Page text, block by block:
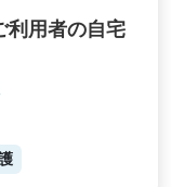
利用者の自宅